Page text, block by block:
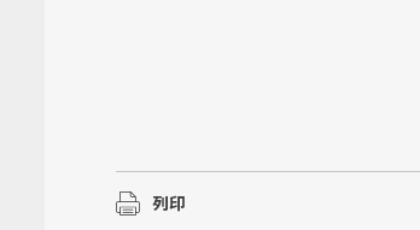
品與服務，更是我們一貫的堅持與承諾！
磁性元件市場與應用
了解更多
品與服務，更是我們一貫的堅持與承諾！
了解更多
列印